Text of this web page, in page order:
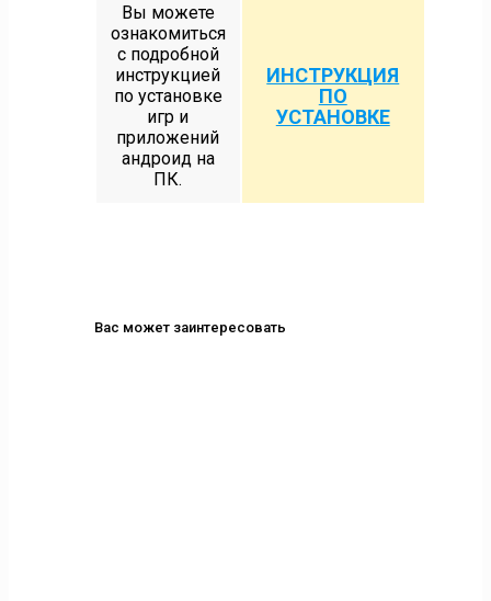
Вы можете
ознакомиться
с подробной
инструкцией
по установке
игр и
приложений
андроид на
ПК.
ИНСТРУКЦИЯ
ПО
УСТАНОВКЕ
Вас может заинтересовать